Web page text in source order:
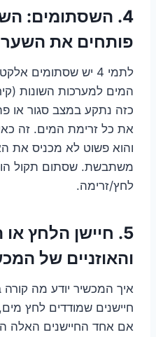
4. השסתומים:
פותחים את השער
לתמי 4 יש שסתומים
המים למערכות השונות
כזה נתקע במצב סגור או
את כל זרימת המים. זה
והוא פשוט לא מכניס את
משתבשת. שסתום תקול
לחץ/זרימה.
5. חיישן הלחץ
והאוזניים של
איך המכשיר יודע מה קורה
חיישנים שמודדים לחץ
אם אחד החיישנים האלה